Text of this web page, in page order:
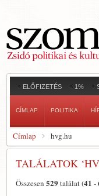
ELŐFIZETÉS 1%
CÍMLAP POLITIKA
Címlap hvg.hu
TALÁLATOK
Összesen 529 találat (41 -